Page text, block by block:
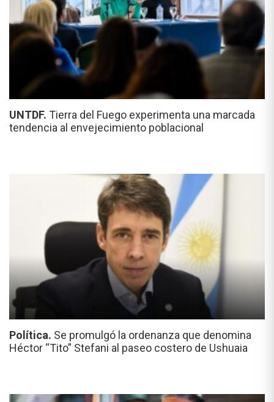
UNTDF. Tierra del Fuego experimenta una marcada
tendencia al envejecimiento poblacional
Política. Se promulgó la ordenanza que denomina
Héctor “Tito” Stefani al paseo costero de Ushuaia